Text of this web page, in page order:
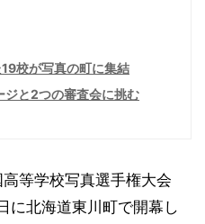
校が写真の町に集結
と2つの審査会に挑む
等学校写真選手権大会
に北海道東川町で開幕し